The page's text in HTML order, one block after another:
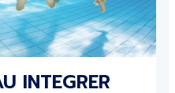
INTEGRER